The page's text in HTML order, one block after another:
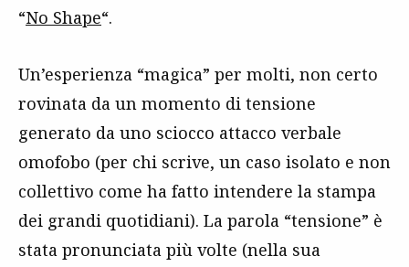
“No Shape“.
Un’esperienza “magica” per molti, non certo
rovinata da un momento di tensione
generato da uno sciocco attacco verbale
omofobo (per chi scrive, un caso isolato e non
collettivo come ha fatto intendere la stampa
dei grandi quotidiani). La parola “tensione” è
stata pronunciata più volte (nella sua